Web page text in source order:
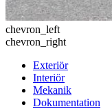
chevron_left
chevron_right
Exteriör
Interiör
Mekanik
Dokumentation